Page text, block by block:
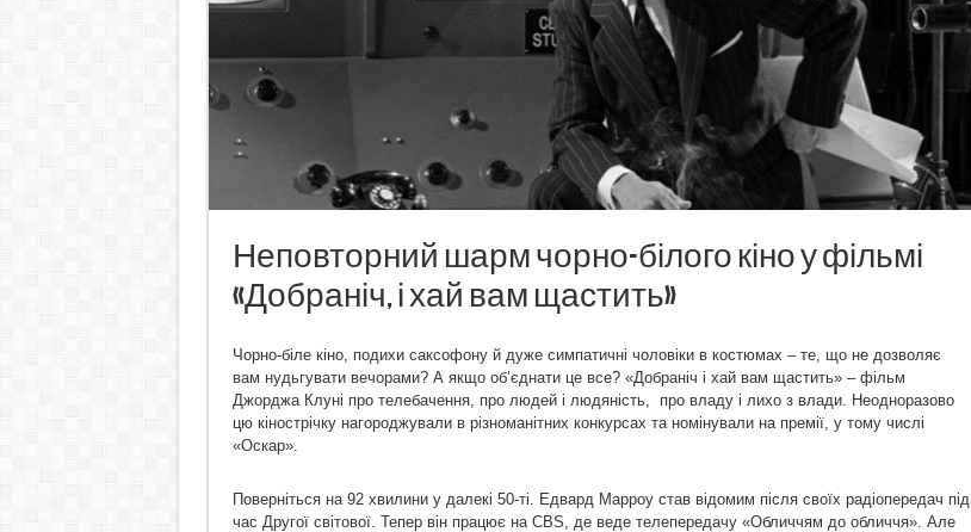
Неповторний шарм чорно-білого кіно у фільмі
«Добраніч, і хай вам щастить»
Чорно-біле кіно, подихи саксофону й дуже симпатичні чоловіки в костюмах – те, що не дозволяє
вам нудьгувати вечорами? А якщо об’єднати це все? «Добраніч і хай вам щастить» – фільм
Джорджа Клуні про телебачення, про людей і людяність, про владу і лихо з влади. Неодноразово
цю кінострічку нагороджували в різноманітних конкурсах та номінували на премії, у тому числі
«Оскар».
Поверніться на 92 хвилини у далекі 50-ті. Едвард Марроу став відомим після своїх радіопередач під
час Другої світової. Тепер він працює на CBS, де веде телепередачу «Обличчям до обличчя». Але